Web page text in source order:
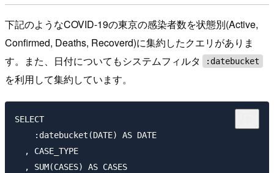
下記のようなCOVID-19の東京の感染者数を状態別(Active,
Confirmed, Deaths, Recoverd)に集約したクエリがありま
す。また、日付についてもシステムフィルタ
:datebucket
を利用して集約しています。
SELECT
    :datebucket(DATE) AS DATE
  , CASE_TYPE
  , SUM(CASES) AS CASES